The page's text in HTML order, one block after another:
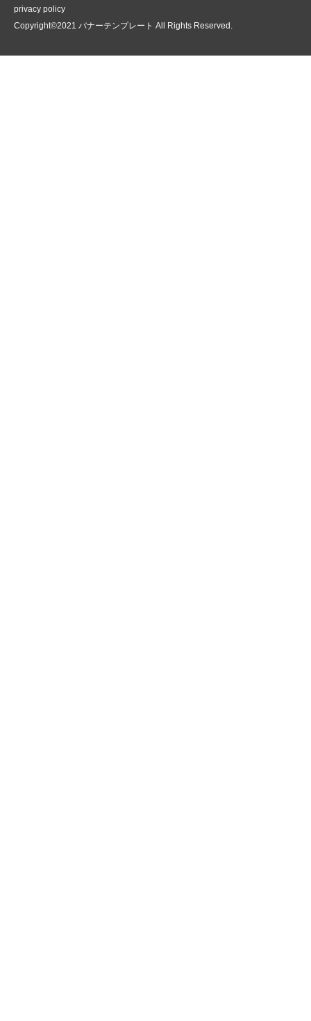
privacy policy
Copyright©2021 バナーテンプレート All Rights Reserved.